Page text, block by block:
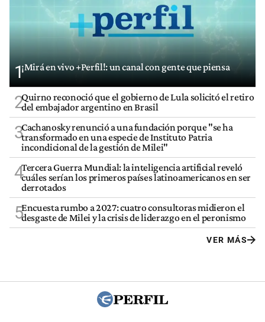
1¡Mirá en vivo +Perfil!: un canal con gente que piensa
2Quirno reconoció que el gobierno de Lula solicitó el retiro
del embajador argentino en Brasil
3Cachanosky renunció a una fundación porque "se ha
transformado en una especie de Instituto Patria
incondicional de la gestión de Milei"
4Tercera Guerra Mundial: la inteligencia artificial reveló
cuáles serían los primeros países latinoamericanos en ser
derrotados
5Encuesta rumbo a 2027: cuatro consultoras midieron el
desgaste de Milei y la crisis de liderazgo en el peronismo
VER MÁS